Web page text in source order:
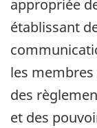
appropriée
établissant
les
des
et des